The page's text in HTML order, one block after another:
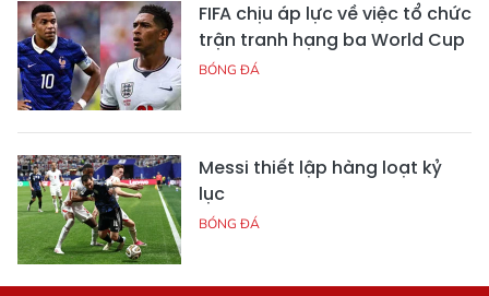
FIFA chịu áp lực về việc tổ chức
trận tranh hạng ba World Cup
BÓNG ĐÁ
Messi thiết lập hàng loạt kỷ
lục
BÓNG ĐÁ